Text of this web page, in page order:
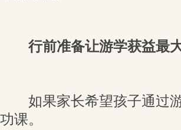
行前准备让游学获益最
如果家长希望孩子通过游
功课。